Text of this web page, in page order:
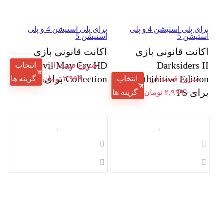
برای پلی استیشن 4 و پلی
استیشن 5
اکانت قانونی بازی
Darksiders II
Deathinitive Edition
برای PS
شروع قیمت از:
۲,۹۹۹,۰۰۰ تومان
انتخاب
گزینه ها
برای پلی استیشن 4 و پلی
استیشن 5
اکانت قانونی بازی
Devil May Cry HD
Collection برای PS
شروع قیمت از:
۲,۹۹۹,۰۰۰ تومان
انتخاب
گزینه ها